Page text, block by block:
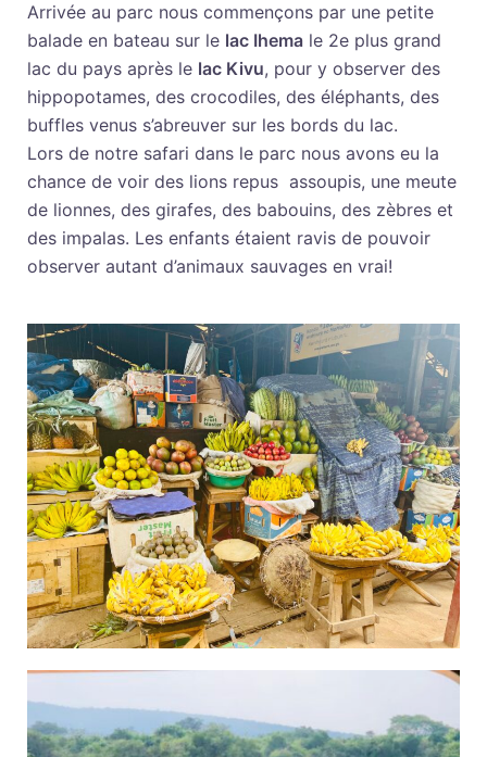
Arrivée au parc nous commençons par une petite
balade en bateau sur le lac Ihema le 2e plus grand
lac du pays après le lac Kivu, pour y observer des
hippopotames, des crocodiles, des éléphants, des
buffles venus s’abreuver sur les bords du lac.
Lors de notre safari dans le parc nous avons eu la
chance de voir des lions repus assoupis, une meute
de lionnes, des girafes, des babouins, des zèbres et
des impalas. Les enfants étaient ravis de pouvoir
observer autant d’animaux sauvages en vrai!